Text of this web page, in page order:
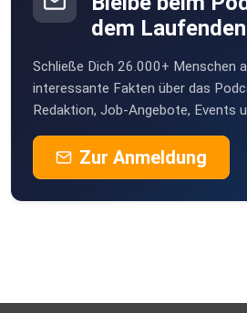
dem Laufenden
Schließe Dich 26.000+ Menschen
interessante Fakten über das
Redaktion, Job-Angebote, Events
Zur Anmeldung